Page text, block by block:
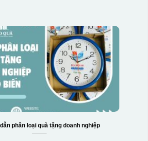
phân loại quà tặng doanh nghiệp